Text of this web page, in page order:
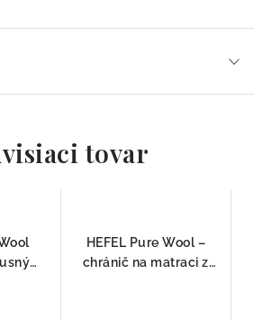
tovar
HEFEL Pure Wool –
chránič na matraci z